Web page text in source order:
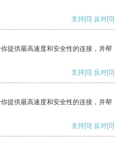
支持[0] 反对[0]
提供最高速度和安全性的连接，并帮
支持[0] 反对[0]
提供最高速度和安全性的连接，并帮
支持[0] 反对[0]